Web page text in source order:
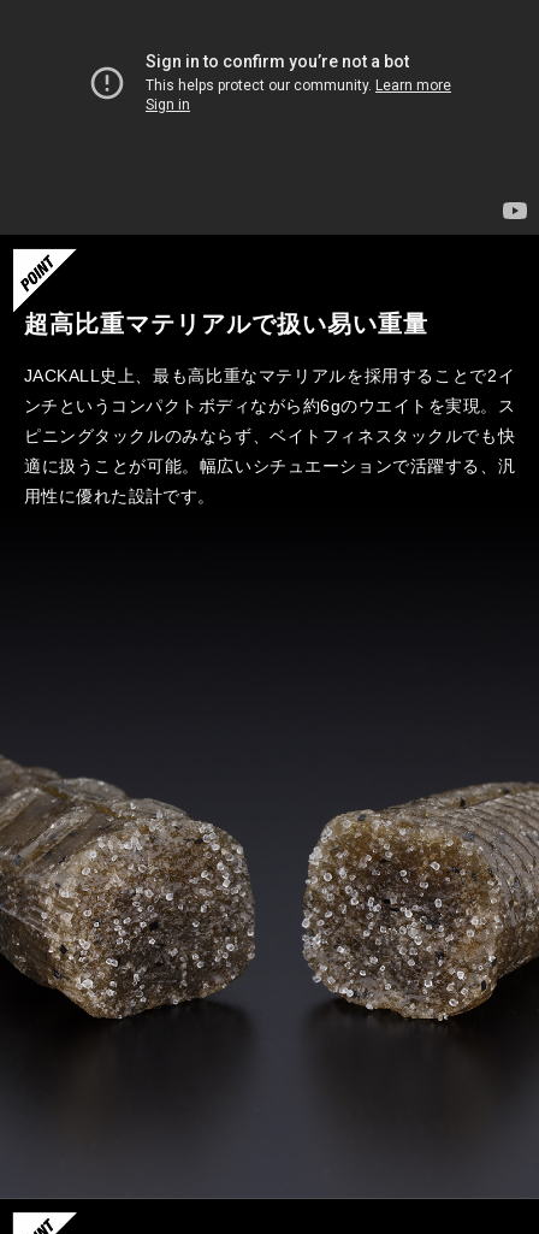
超高比重マテリアルで扱い易い重量
JACKALL史上、最も高比重なマテリアルを採用することで2イ
ンチというコンパクトボディながら約6gのウエイトを実現。ス
ピニングタックルのみならず、ベイトフィネスタックルでも快
適に扱うことが可能。幅広いシチュエーションで活躍する、汎
用性に優れた設計です。